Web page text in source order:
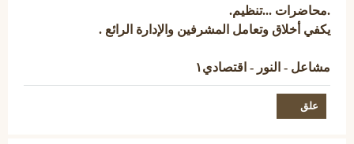
.محاضرات ...تنظيم.
يكفي أخلاق وتعامل المشرفين والإدارة الرائع .
مشاعل - النور - اقتصادي١